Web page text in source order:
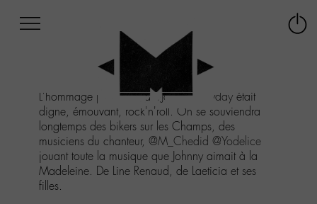
menu
Aller
contenu
Aller
L'hommage populaire à #JohnnyHallyday était
digne, émouvant, rock'n'roll. On se souviendra
longtemps des bikers sur les Champs, des
musiciens du chanteur, @M_Chedid @Yodelice
jouant toute la musique que Johnny aimait à la
Madeleine. De Line Renaud, de Laeticia et ses
filles.